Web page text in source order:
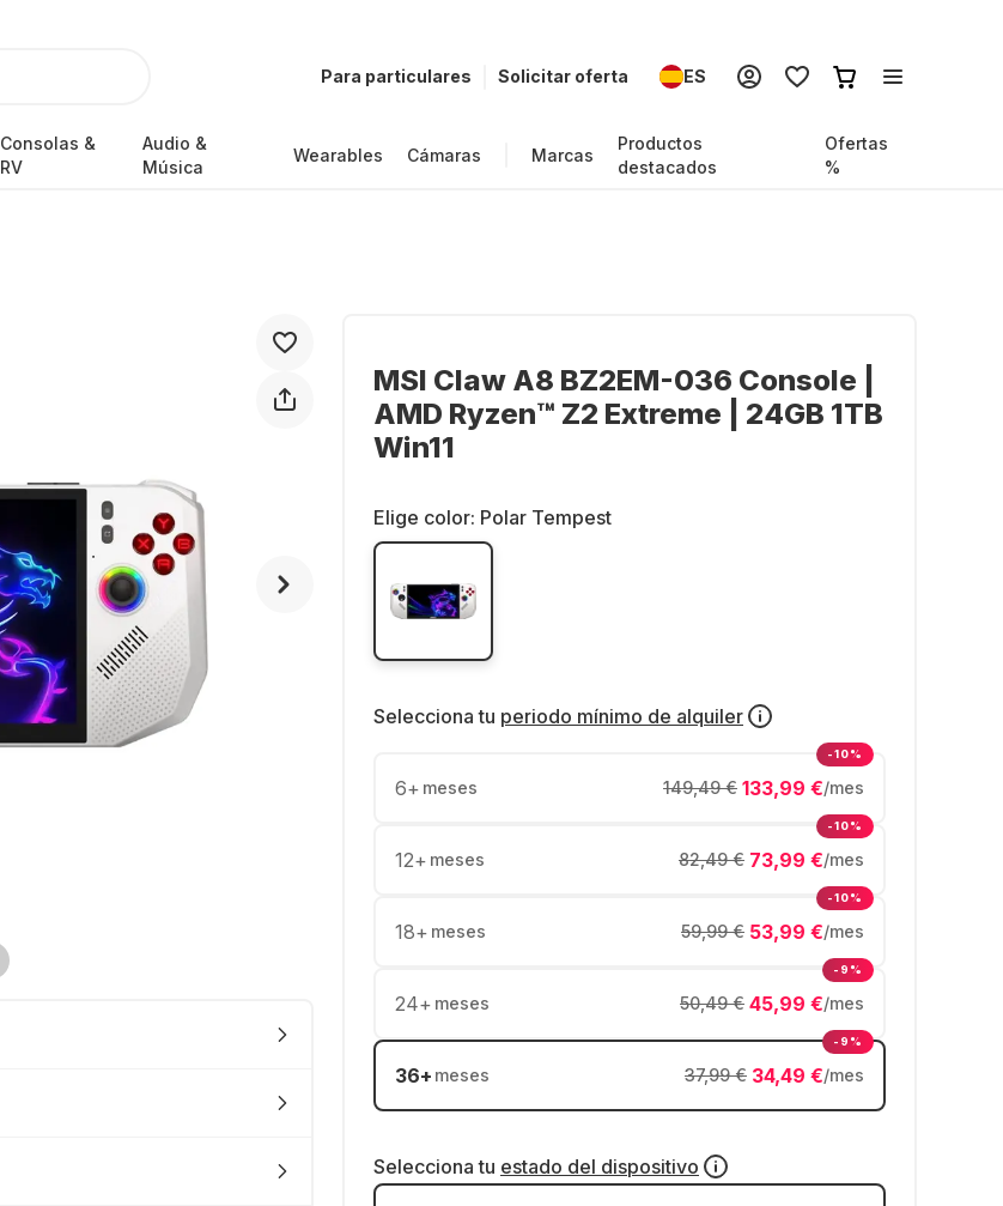
Para particulares Solicitar oferta ES
Consolas &
RV
Audio &
Música
Wearables Cámaras Marcas
Productos
destacados
Ofertas
%
MSI Claw A8 BZ2EM-036 Console |
AMD Ryzen™ Z2 Extreme | 24GB 1TB
Win11
Elige color: Polar Tempest
Selecciona tu periodo mínimo de alquiler
6+ meses 133,99 €/mes
149,49 €
-10%
12+ meses 73,99 €/mes
82,49 €
-10%
18+ meses 53,99 €/mes
59,99 €
-10%
24+ meses 45,99 €/mes
50,49 €
-9%
36+ meses 34,49 €/mes
37,99 €
-9%
Selecciona tu estado del dispositivo